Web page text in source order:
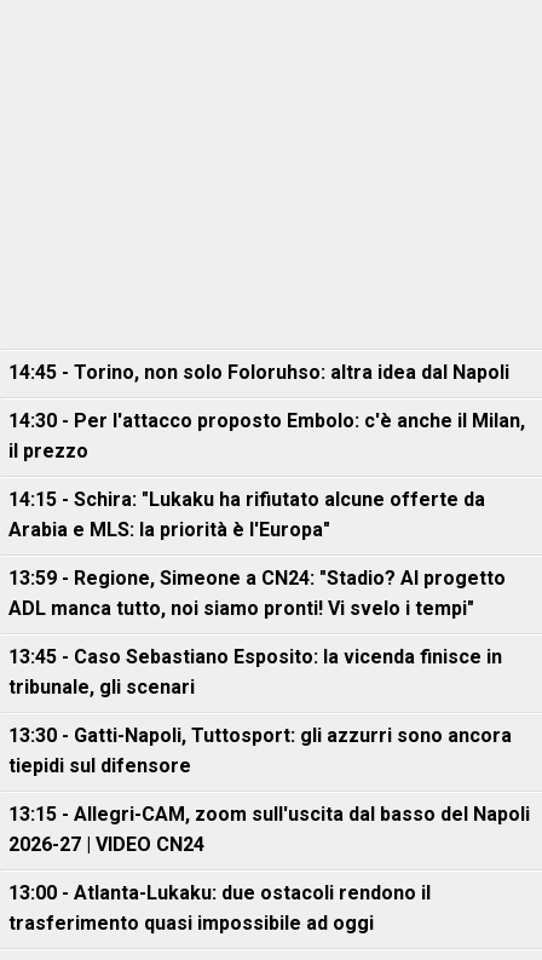
14:45 - Torino, non solo Foloruhso: altra idea dal Napoli
14:30 - Per l'attacco proposto Embolo: c'è anche il Milan,
il prezzo
14:15 - Schira: "Lukaku ha rifiutato alcune offerte da
Arabia e MLS: la priorità è l'Europa"
13:59 - Regione, Simeone a CN24: "Stadio? Al progetto
ADL manca tutto, noi siamo pronti! Vi svelo i tempi"
13:45 - Caso Sebastiano Esposito: la vicenda finisce in
tribunale, gli scenari
13:30 - Gatti-Napoli, Tuttosport: gli azzurri sono ancora
tiepidi sul difensore
13:15 - Allegri-CAM, zoom sull'uscita dal basso del Napoli
2026-27 | VIDEO CN24
13:00 - Atlanta-Lukaku: due ostacoli rendono il
trasferimento quasi impossibile ad oggi